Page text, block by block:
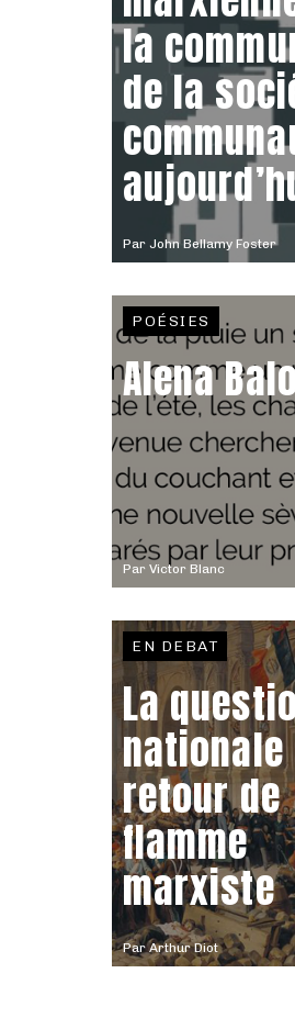
Par John Bellamy Foster
la
de la
Par Victor Blanc
POÉSIES
Alena
ParArthur Diot
EN DEBAT
La
nationale
retour de
flamme
marxiste